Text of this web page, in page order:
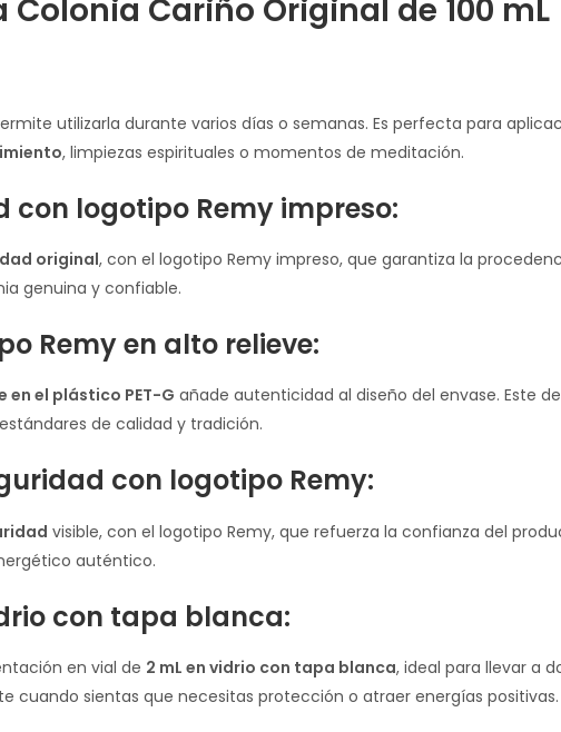
Colonia Cariño Original de 100 mL
utilizarla durante varios días o semanas. Es perfecta para
, limpiezas espirituales o momentos de meditación.
con logotipo Remy impreso:
original, con el logotipo Remy impreso, que garantiza la
genuina y confiable.
Remy en alto relieve:
en el plástico PET-G añade autenticidad al diseño del envase. Este
de calidad y tradición.
con logotipo Remy:
visible, con el logotipo Remy, que refuerza la confianza del
auténtico.
con tapa blanca:
en vial de 2 mL en vidrio con tapa blanca, ideal para llevar a
cuando sientas que necesitas protección o atraer energías positivas.